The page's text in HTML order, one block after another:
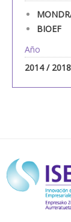
BIOEF
Año
2014 / 2018